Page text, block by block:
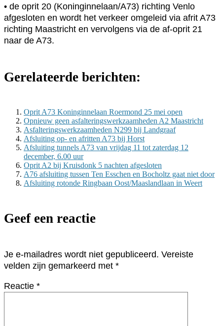
• de oprit 20 (Koninginnelaan/A73) richting Venlo
afgesloten en wordt het verkeer omgeleid via afrit A73
richting Maastricht en vervolgens via de af-oprit 21
naar de A73.
Gerelateerde berichten:
Oprit A73 Koninginnelaan Roermond 25 mei open
Opnieuw geen asfalteringswerkzaamheden A2 Maastricht
Asfalteringswerkzaamheden N299 bij Landgraaf
Afsluiting op- en afritten A73 bij Horst
Afsluiting tunnels A73 van vrijdag 11 tot zaterdag 12
december, 6.00 uur
Oprit A2 bij Kruisdonk 5 nachten afgesloten
A76 afsluiting tussen Ten Esschen en Bocholtz gaat niet door
Afsluiting rotonde Ringbaan Oost/Maaslandlaan in Weert
Geef een reactie
Je e-mailadres wordt niet gepubliceerd. Vereiste
velden zijn gemarkeerd met *
Reactie *